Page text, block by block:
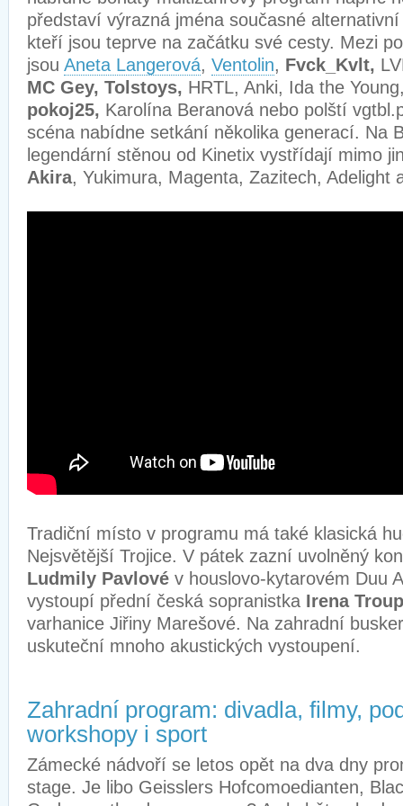
představí výrazná jména současné
kteří jsou teprve na začátku své cesty. Mezi
jsou Aneta Langerová, Ventolin, Fvck_Kvlt,
MC Gey, Tolstoys, HRTL, Anki, Ida the
pokoj25, Karolína Beranová nebo polští
scéna nabídne setkání několika generací. Na
legendární stěnou od Kinetix vystřídají mimo
Akira, Yukimura, Magenta, Zazitech,
Tradiční místo v programu má také klasická
Nejsvětější Trojice. V pátek zazní uvolněný
Ludmily Pavlové v houslovo-kytarovém Duu
vystoupí přední česká sopranistka Irena
varhanice Jiřiny Marešové. Na zahradní
uskuteční mnoho akustických vystoupení.
Zahradní program: divadla, filmy,
workshopy i sport
Zámecké nádvoří se letos opět na dva dny
stage. Je libo Geisslers Hofcomoedianten,